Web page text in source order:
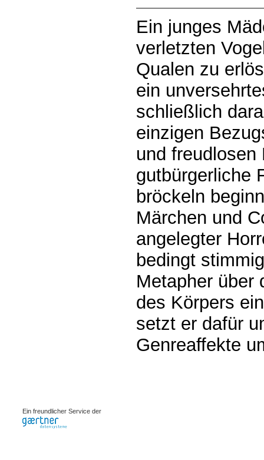
Ein junges
verletzten
Qualen zu
ein
schließlich
einzigen
und freudlosen
gutbürgerliche
bröckeln
Märchen und
angelegter
bedingt
Metapher über
des Körpers
setzt er dafür
Genreaffekte
Ein freundlicher Service der